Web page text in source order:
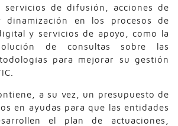
de difusión, acciones de
dinamización en los procesos de
y servicios de apoyo, como la
de consultas sobre las
para mejorar su gestión
a su vez, un presupuesto de
en ayudas para que las entidades
el plan de actuaciones,